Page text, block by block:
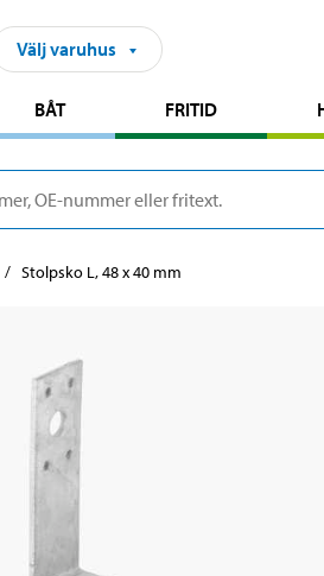
Välj varuhus
BÅT FRITID
Stolpsko L, 48 x 40 mm